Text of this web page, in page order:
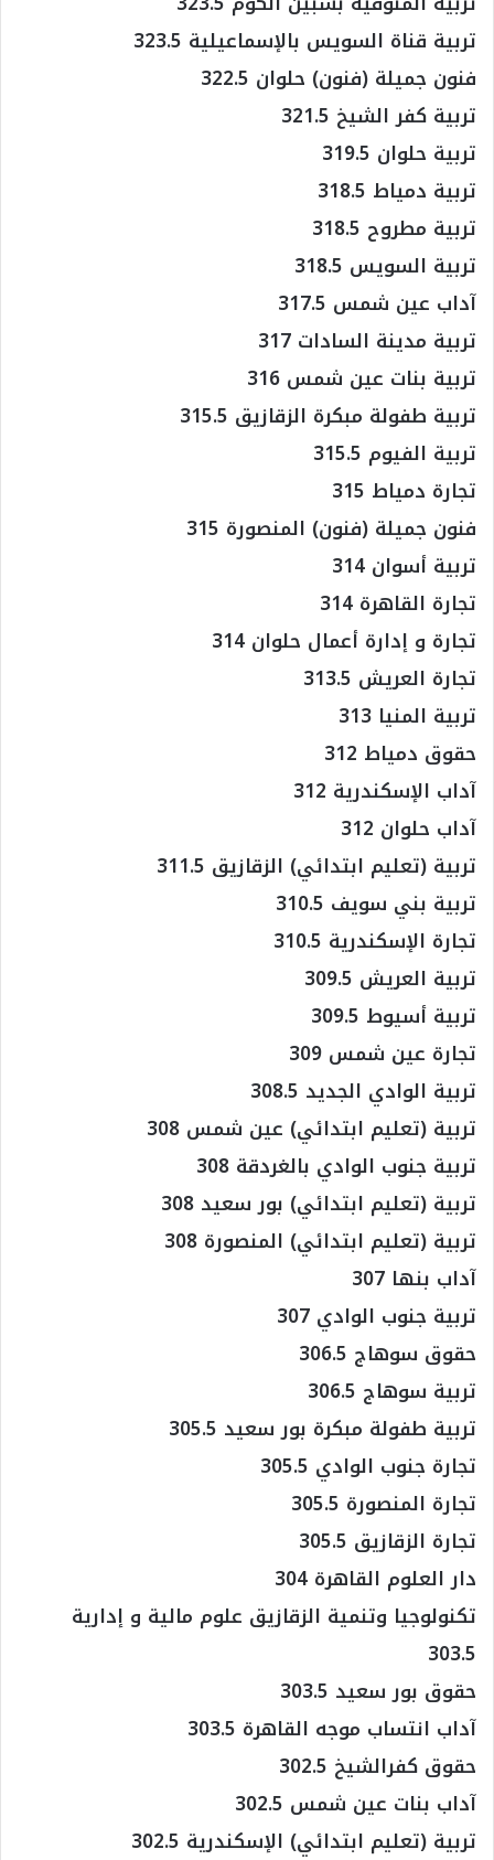
تربية قناة السويس بالإسماعيلية 323.5
فنون جميلة (فنون) حلوان 322.5
تربية كفر الشيخ 321.5
تربية حلوان 319.5
تربية دمياط 318.5
تربية مطروح 318.5
تربية السويس 318.5
آداب عين شمس 317.5
تربية مدينة السادات 317
تربية بنات عين شمس 316
تربية طفولة مبكرة الزقازيق 315.5
تربية الفيوم 315.5
تجارة دمياط 315
فنون جميلة (فنون) المنصورة 315
تربية أسوان 314
تجارة القاهرة 314
تجارة و إدارة أعمال حلوان 314
تجارة العريش 313.5
تربية المنيا 313
حقوق دمياط 312
آداب الإسكندرية 312
آداب حلوان 312
تربية (تعليم ابتدائي) الزقازيق 311.5
تربية بني سويف 310.5
تجارة الإسكندرية 310.5
تربية العريش 309.5
تربية أسيوط 309.5
تجارة عين شمس 309
تربية الوادي الجديد 308.5
تربية (تعليم ابتدائي) عين شمس 308
تربية جنوب الوادي بالغردقة 308
تربية (تعليم ابتدائي) بور سعيد 308
تربية (تعليم ابتدائي) المنصورة 308
آداب بنها 307
تربية جنوب الوادي 307
حقوق سوهاج 306.5
تربية سوهاج 306.5
تربية طفولة مبكرة بور سعيد 305.5
تجارة جنوب الوادي 305.5
تجارة المنصورة 305.5
تجارة الزقازيق 305.5
دار العلوم القاهرة 304
تكنولوجيا وتنمية الزقازيق علوم مالية و إدارية
303.5
حقوق بور سعيد 303.5
آداب انتساب موجه القاهرة 303.5
حقوق كفرالشيخ 302.5
آداب بنات عين شمس 302.5
تربية (تعليم ابتدائي) الإسكندرية 302.5